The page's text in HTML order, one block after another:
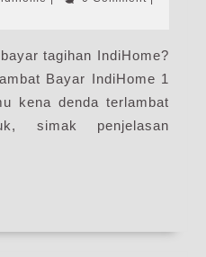
tagihan IndiHome?
Bayar IndiHome 1
kena denda terlambat
simak penjelasan